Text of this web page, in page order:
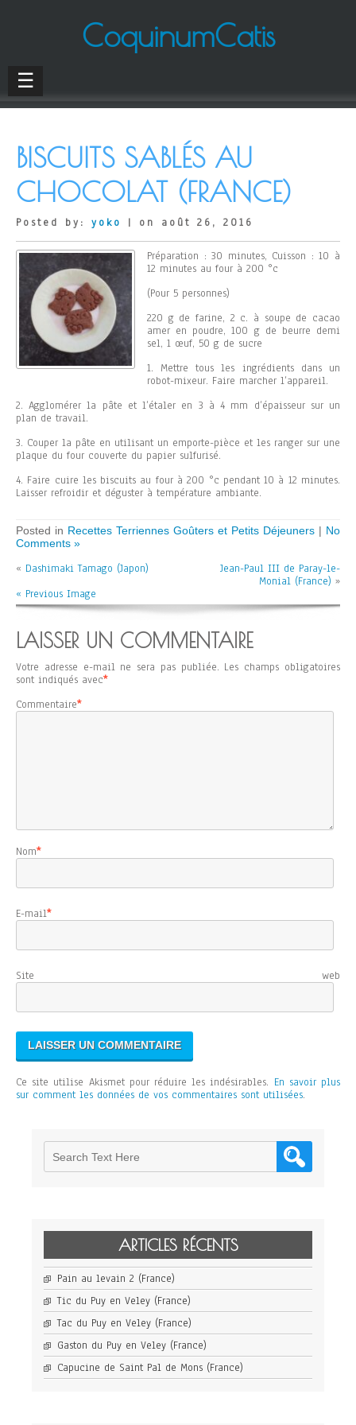
CoquinumCatis
☰
BISCUITS SABLÉS AU
CHOCOLAT (FRANCE)
Posted by: yoko | on août 26, 2016
Préparation : 30 minutes, Cuisson : 10 à
12 minutes au four à 200 °c
(Pour 5 personnes)
220 g de farine, 2 c. à soupe de cacao
amer en poudre, 100 g de beurre demi
sel, 1 œuf, 50 g de sucre
1. Mettre tous les ingrédients dans un
robot-mixeur. Faire marcher l’appareil.
2. Agglomérer la pâte et l’étaler en 3 à 4 mm d’épaisseur sur un
plan de travail.
3. Couper la pâte en utilisant un emporte-pièce et les ranger sur une
plaque du four couverte du papier sulfurisé.
4. Faire cuire les biscuits au four à 200 °c pendant 10 à 12 minutes.
Laisser refroidir et déguster à température ambiante.
Posted in Recettes Terriennes Goûters et Petits Déjeuners | No
Comments »
« Dashimaki Tamago (Japon)
Jean-Paul III de Paray-le-
Monial (France) »
« Previous Image
LAISSER UN COMMENTAIRE
Votre adresse e-mail ne sera pas publiée. Les champs obligatoires
sont indiqués avec*
Commentaire*
Nom*
E-mail*
Site web
Ce site utilise Akismet pour réduire les indésirables. En savoir plus
sur comment les données de vos commentaires sont utilisées.
ARTICLES RÉCENTS
Pain au levain 2 (France)
Tic du Puy en Veley (France)
Tac du Puy en Veley (France)
Gaston du Puy en Veley (France)
Capucine de Saint Pal de Mons (France)